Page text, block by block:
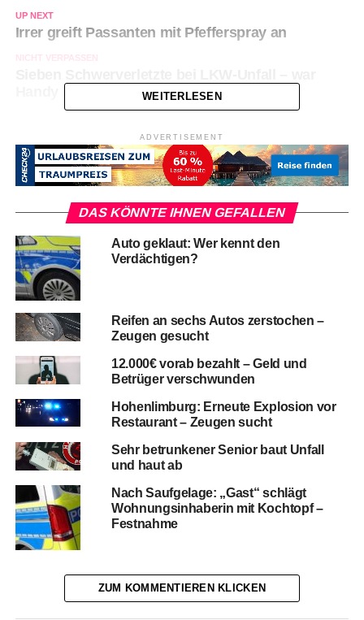
UP NEXT
Irrer greift Passanten mit Pfefferspray an
NICHT VERPASSEN
WEITERLESEN
ADVERTISEMENT
DAS KÖNNTE IHNEN GEFALLEN
Auto geklaut: Wer kennt den
Verdächtigen?
Reifen an sechs Autos zerstochen –
Zeugen gesucht
12.000€ vorab bezahlt – Geld und
Betrüger verschwunden
Hohenlimburg: Erneute Explosion vor
Restaurant – Zeugen sucht
Sehr betrunkener Senior baut Unfall
und haut ab
Nach Saufgelage: „Gast“ schlägt
Wohnungsinhaberin mit Kochtopf –
Festnahme
ZUM KOMMENTIEREN KLICKEN